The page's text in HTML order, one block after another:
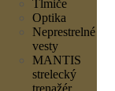
Tlmiče
Optika
Neprestrelné
vesty
MANTIS
strelecký
trenažér